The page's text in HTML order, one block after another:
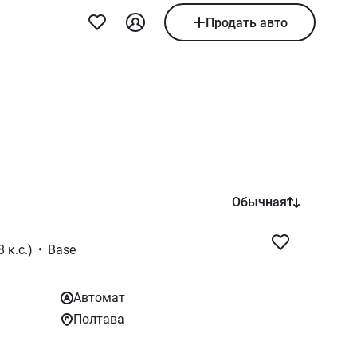
Продать авто
Обычная
к.с.) • Base
Автомат
Полтава